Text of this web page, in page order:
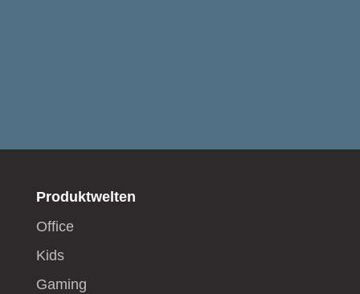
Produktwelten
Office
Kids
Gaming